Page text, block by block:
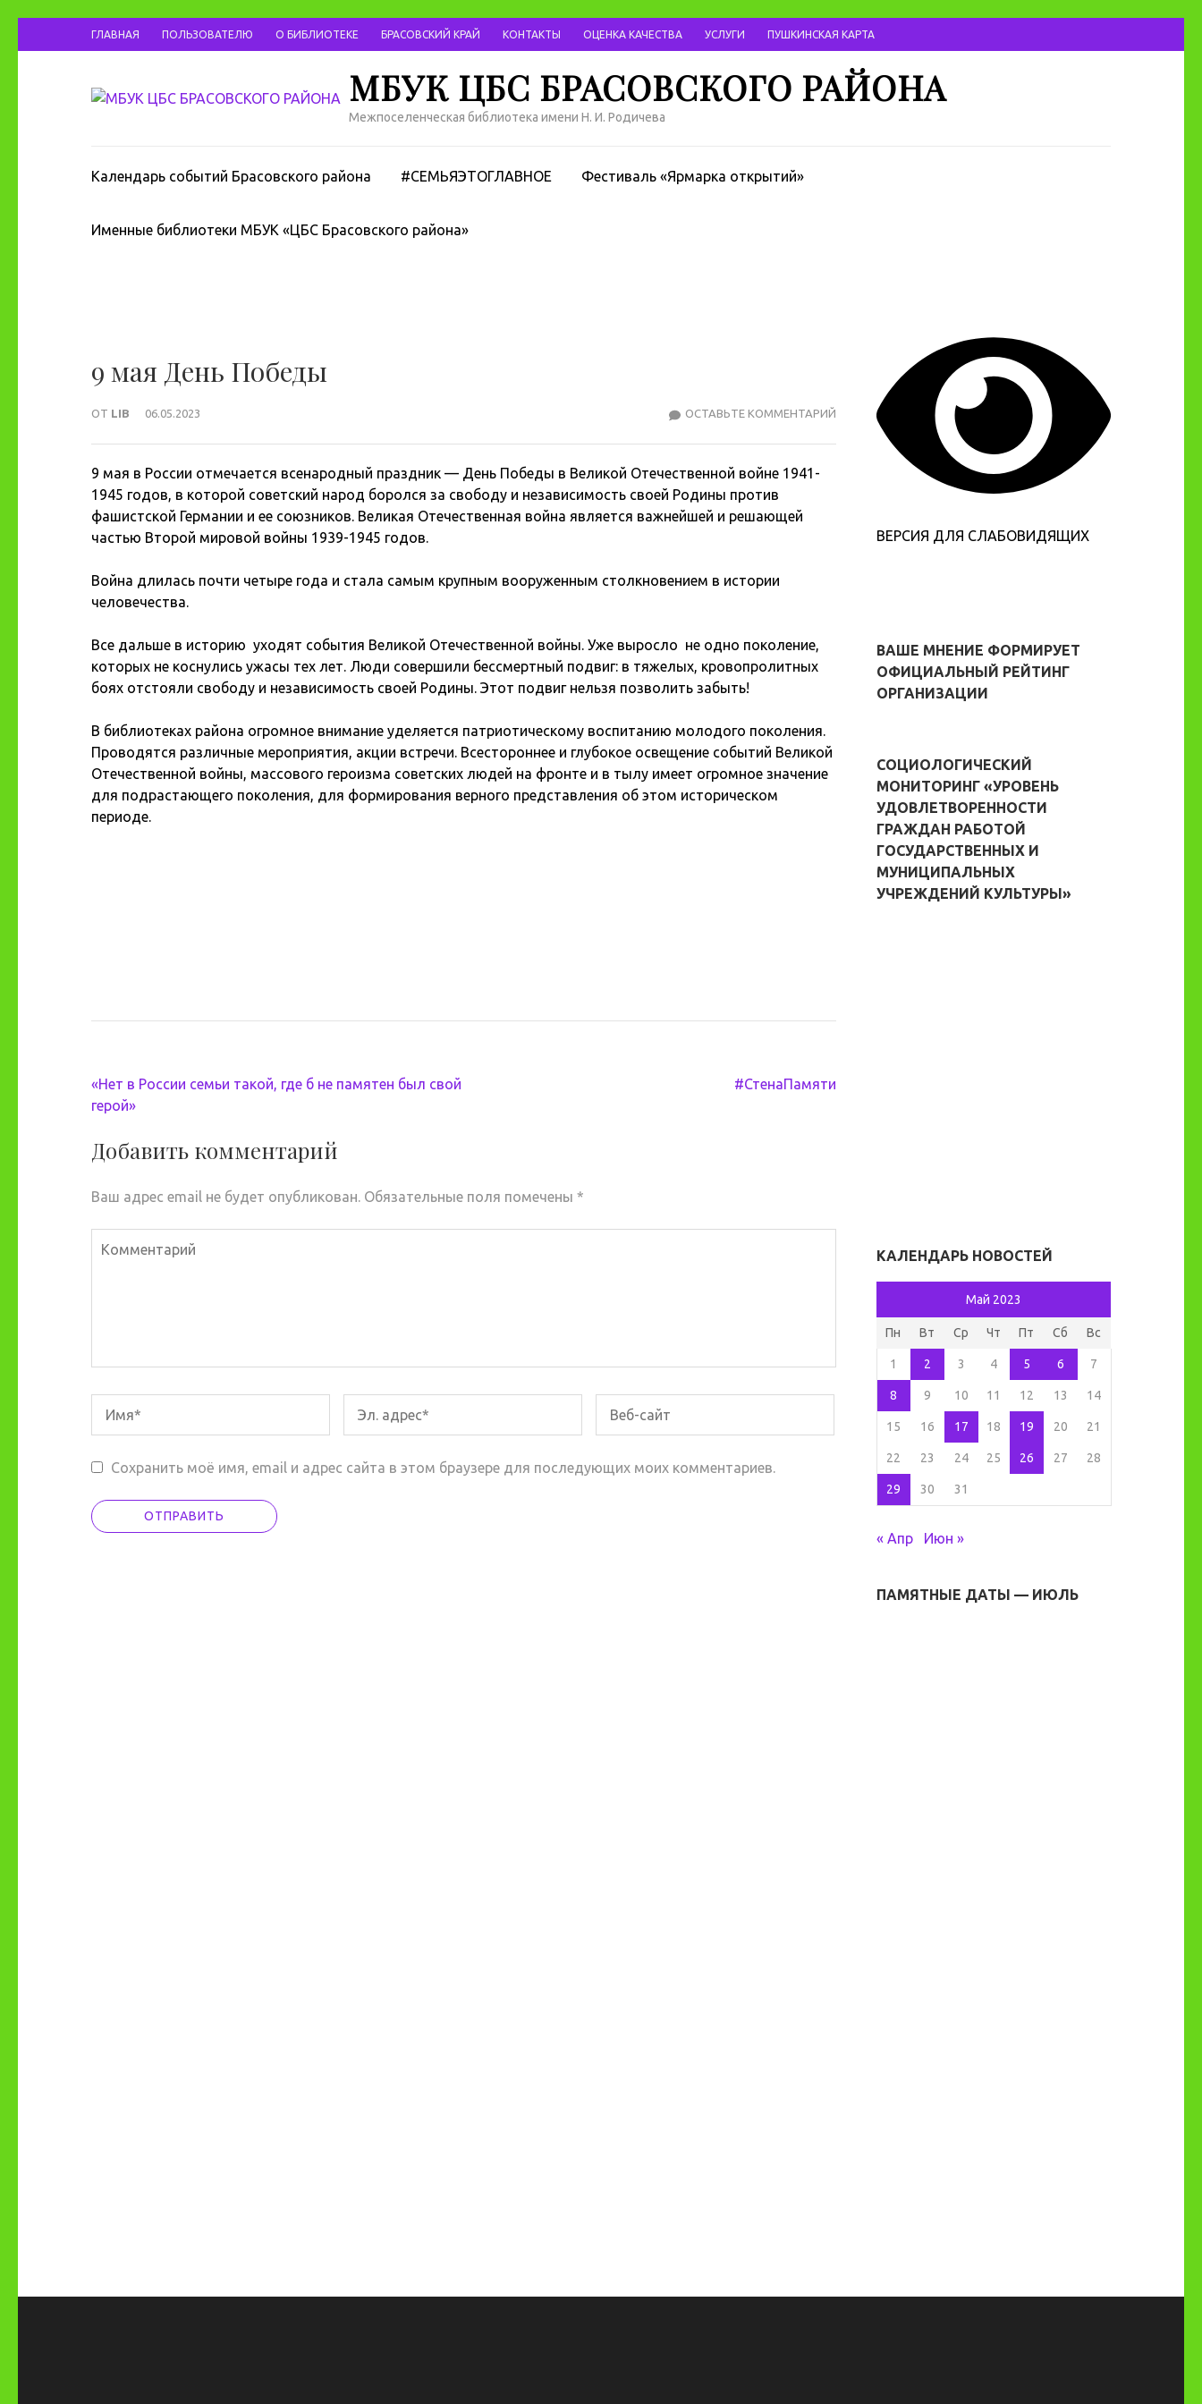
ГЛАВНАЯ ПОЛЬЗОВАТЕЛЮ О БИБЛИОТЕКЕ БРАСОВСКИЙ КРАЙ КОНТАКТЫ ОЦЕНКА КАЧЕСТВА УСЛУГИ ПУШКИНСКАЯ КАРТА
МБУК ЦБС БРАСОВСКОГО РАЙОНА
Межпоселенческая библиотека имени Н. И. Родичева
Календарь событий Брасовского района #СЕМЬЯЭТОГЛАВНОЕ Фестиваль «Ярмарка открытий»
Именные библиотеки МБУК «ЦБС Брасовского района»
9 мая День Победы
ОТ LIB 06.05.2023 ОСТАВЬТЕ КОММЕНТАРИЙ
9 мая в России отмечается всенародный праздник — День Победы в Великой Отечественной войне 1941-
1945 годов, в которой советский народ боролся за свободу и независимость своей Родины против
фашистской Германии и ее союзников. Великая Отечественная война является важнейшей и решающей
частью Второй мировой войны 1939-1945 годов.
Война длилась почти четыре года и стала самым крупным вооруженным столкновением в истории
человечества.
Все дальше в историю уходят события Великой Отечественной войны. Уже выросло не одно поколение,
которых не коснулись ужасы тех лет. Люди совершили бессмертный подвиг: в тяжелых, кровопролитных
боях отстояли свободу и независимость своей Родины. Этот подвиг нельзя позволить забыть!
В библиотеках района огромное внимание уделяется патриотическому воспитанию молодого поколения.
Проводятся различные мероприятия, акции встречи. Всестороннее и глубокое освещение событий Великой
Отечественной войны, массового героизма советских людей на фронте и в тылу имеет огромное значение
для подрастающего поколения, для формирования верного представления об этом историческом
периоде.
Навигация
по
«Нет в России семьи такой, где б не памятен был свой
герой»
#СтенаПамяти
Добавить комментарий
Ваш адрес email не будет опубликован. Обязательные поля помечены *
Сохранить моё имя, email и адрес сайта в этом браузере для последующих моих комментариев.
ВЕРСИЯ ДЛЯ СЛАБОВИДЯЩИХ
ВАШЕ МНЕНИЕ ФОРМИРУЕТ
ОФИЦИАЛЬНЫЙ РЕЙТИНГ
ОРГАНИЗАЦИИ
СОЦИОЛОГИЧЕСКИЙ
МОНИТОРИНГ «УРОВЕНЬ
УДОВЛЕТВОРЕННОСТИ
ГРАЖДАН РАБОТОЙ
ГОСУДАРСТВЕННЫХ И
МУНИЦИПАЛЬНЫХ
УЧРЕЖДЕНИЙ КУЛЬТУРЫ»
КАЛЕНДАРЬ НОВОСТЕЙ
Май 2023
Пн Вт Ср Чт Пт Сб Вс
1 2 3 4 5 6 7
8 9 10 11 12 13 14
15 16 17 18 19 20 21
22 23 24 25 26 27 28
29 30 31
« Апр Июн »
ПАМЯТНЫЕ ДАТЫ — ИЮЛЬ